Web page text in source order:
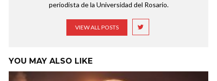
periodista de la Universidad del Rosario.
VIEW ALL POSTS
YOU MAY ALSO LIKE